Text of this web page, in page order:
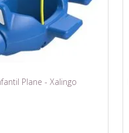
Plane - Xalingo